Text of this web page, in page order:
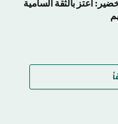
أعتز بالثقة السامية